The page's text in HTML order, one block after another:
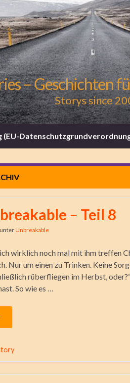
– Geschichten
Storys since
(EU-
– Teil 8
unterUnbreakable
wirklich noch mal mit ihm treffen
Nur um einen zu Trinken. Keine
rüberfliegen im Herbst,
So wie es …